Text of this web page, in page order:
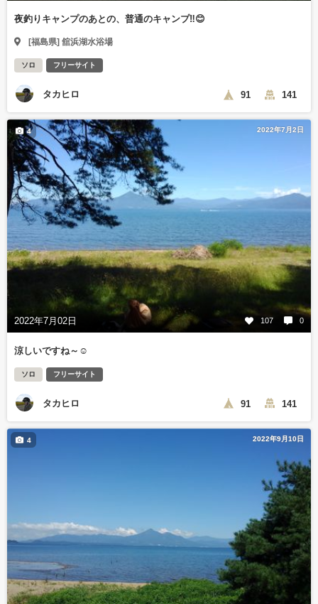
夜釣りキャンプのあとの、普通のキャンプ‼️😊
[福島県] 舘浜湖水浴場
ソロ フリーサイト
タカヒロ 91 141
2022年7月2日
2022年7月02日 107 0
4
涼しいですね～☺️
ソロ フリーサイト
タカヒロ 91 141
2022年9月10日
4